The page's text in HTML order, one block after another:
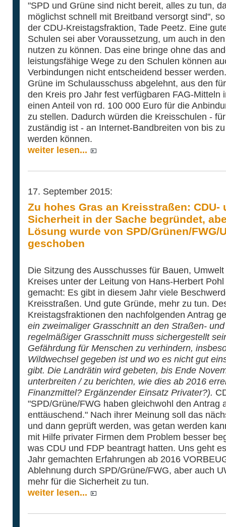
"SPD und Grüne sind nicht bereit, alles zu tun,
möglichst schnell mit Breitband versorgt sind",
der CDU-Kreistagsfraktion, Tade Peetz. Eine
Schulen sei aber Voraussetzung, um auch in
nutzen zu können. Das eine bringe ohne das
leistungsfähige Wege zu den Schulen können
Verbindungen nicht entscheidend besser
Grüne im Schulausschuss abgelehnt, aus den
den Kreis pro Jahr fest verfügbaren FAG-Mitteln
einen Anteil von rd. 100 000 Euro für die
zu stellen. Dadurch würden die Kreisschulen -
zuständig ist - an Internet-Bandbreiten von bis
werden können.
weiter lesen...
17. September 2015:
Zu hohes Gras an Kreisstraßen: CDU-
Sicherheit in der Sache begründet,
Lösung wurde von SPD/Grünen/FWG/
geschoben
Die Sitzung des Ausschusses für Bauen,
Kreises unter der Leitung von Hans-Herbert
gemacht: Es gibt in diesem Jahr viele
Kreisstraßen. Und gute Gründe, mehr zu tun.
Kreistagsfraktionen den nachfolgenden Antrag
ein zweimaliger Grasschnitt an den Straßen-
regelmäßiger Grasschnitt muss sichergestellt
Gefährdung für Menschen zu verhindern,
Wildwechsel gegeben ist und wo es nicht gut
gibt. Die Landrätin wird gebeten, bis Ende
unterbreiten / zu berichten, wie dies ab 2016
Finanzmittel? Ergänzender Einsatz Privater?).
"SPD/Grüne/FWG haben gleichwohl den Antrag
enttäuschend." Nach ihrer Meinung soll das
und dann geprüft werden, was getan werden
mit Hilfe privater Firmen dem Problem besser
was CDU und FDP beantragt hatten. Uns geht
Jahr gemachten Erfahrungen ab 2016
Ablehnung durch SPD/Grüne/FWG, aber auch
mehr für die Sicherheit zu tun.
weiter lesen...